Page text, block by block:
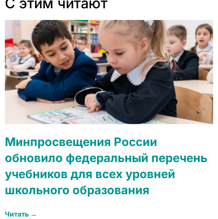
Минпросвещения России
обновило федеральный перечень
учебников для всех уровней
школьного образования
Читать →